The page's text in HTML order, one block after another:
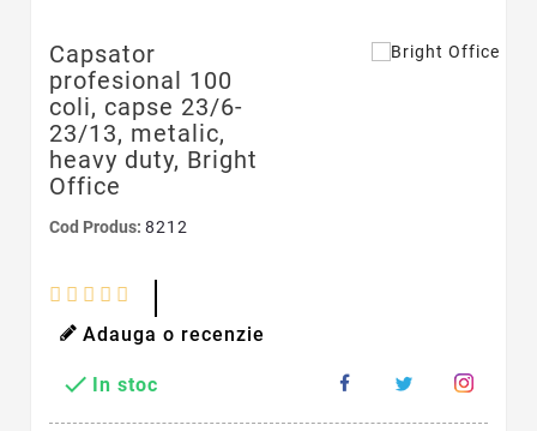
Capsator
profesional 100
coli, capse 23/6-
23/13, metalic,
heavy duty, Bright
Office
Cod Produs: 8212
Adauga o recenzie
 In stoc